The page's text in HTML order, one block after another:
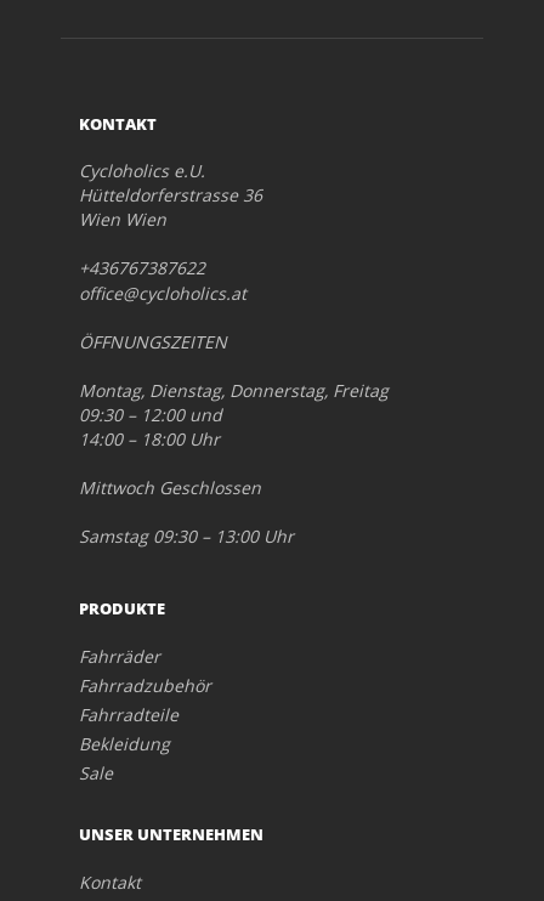
KONTAKT
Cycloholics e.U.
Hütteldorferstrasse 36
Wien Wien
+436767387622
office@cycloholics.at
ÖFFNUNGSZEITEN
Montag, Dienstag, Donnerstag, Freitag
09:30 – 12:00 und
14:00 – 18:00 Uhr
Mittwoch Geschlossen
Samstag 09:30 – 13:00 Uhr
PRODUKTE
Fahrräder
Fahrradzubehör
Fahrradteile
Bekleidung
Sale
UNSER UNTERNEHMEN
Kontakt